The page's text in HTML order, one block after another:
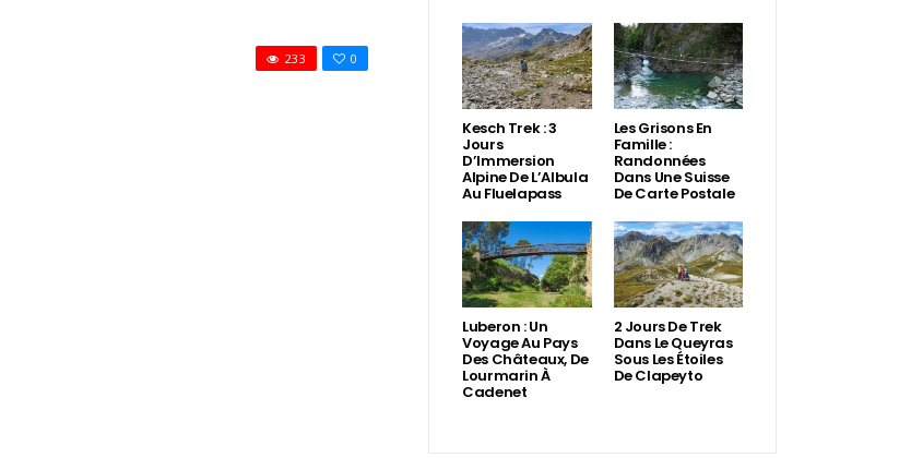
0
233
Kesch Trek : 3
Jours
D’Immersion
Alpine De L’Albula
Au Fluelapass
Les Grisons En
Famille :
Randonnées
Dans Une Suisse
De Carte Postale
Luberon : Un
Voyage Au Pays
Des Châteaux, De
Lourmarin À
Cadenet
2 Jours De Trek
Dans Le Queyras
Sous Les Étoiles
De Clapeyto